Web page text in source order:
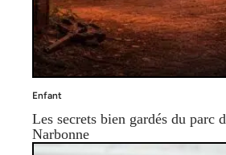
Enfant
Les secrets bien gardés du parc
Narbonne